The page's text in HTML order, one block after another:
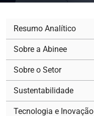
Resumo Analítico
Sobre a Abinee
Sobre o Setor
Sustentabilidade
Tecnologia e Inovação